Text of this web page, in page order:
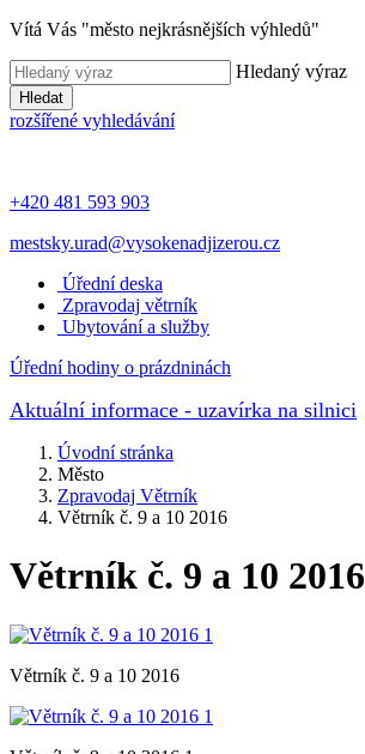
Vítá Vás "město nejkrásnějších výhledů"
Hledaný výraz
Hledat
rozšířené vyhledávání
+420 481 593 903
mestsky.urad@vysokenadjizerou.cz
Úřední deska
Zpravodaj větrník
Ubytování a služby
Úřední hodiny o prázdninách
Aktuální informace - uzavírka na silnici
Úvodní stránka
Město
Zpravodaj Větrník
Větrník č. 9 a 10 2016
Větrník č. 9 a 10 2016
Větrník č. 9 a 10 2016